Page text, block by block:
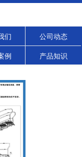
们 公司动态
例 产品知识